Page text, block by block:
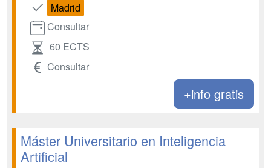
Madrid
Consultar
60 ECTS
Consultar
+info gratis
Máster Universitario en Inteligencia
Artificial